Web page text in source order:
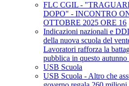
FLC CGIL -
DOPO" - INCONTRO
OTTOBRE 2025 ORE 16
Indicazioni nazionali e
della nuova scuola del
Lavoratori rafforza la
pubblica in questo
USB Scuola
USB Scuola - Altro che